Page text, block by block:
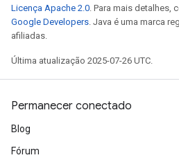
Licença Apache 2.0. Para mais detalhes,
Google Developers. Java é uma marca
afiliadas.
Última atualização 2025-07-26 UTC.
Permanecer conectado
Blog
Fórum